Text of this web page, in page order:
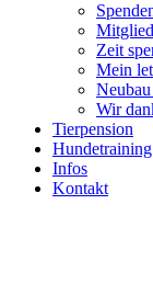
Zeit
Mein
Wir
Tierpension
Hundetraining
Infos
Kontakt